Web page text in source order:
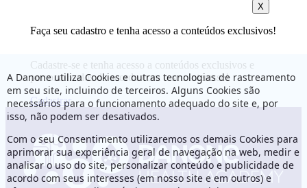
X
Faça seu cadastro e tenha acesso a conteúdos exclusivos!
Cadastre-se e tenha acesso a conteúdos exclusivos e
personalizados de acordo com o seu interesse!
Cadastrar
A Danone utiliza Cookies e outras tecnologias de rastreamento
em seu site, incluindo de terceiros. Alguns Cookies são
necessários para o funcionamento adequado do site e, por
isso, não podem ser desativados.
Com o seu Consentimento utilizaremos os demais Cookies para
aprimorar sua experiência geral de navegação na web, medir e
analisar o uso do site, personalizar conteúdo e publicidade de
acordo com seus interesses (em nosso site e em outros) e